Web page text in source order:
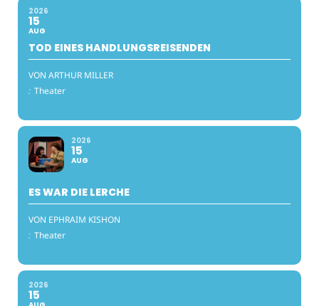
2026
15
AUG
TOD EINES HANDLUNGSREISENDEN
VON ARTHUR MILLER
: Theater
2026
15
AUG
ES WAR DIE LERCHE
VON EPHRAIM KISHON
: Theater
2026
15